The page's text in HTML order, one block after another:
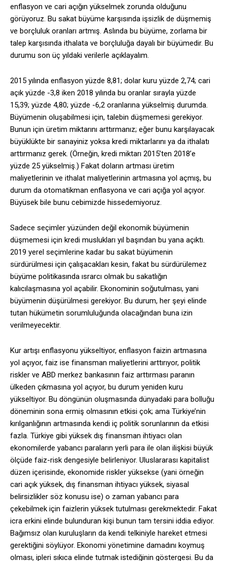
enflasyon ve cari açığın yükselmek zorunda olduğunu
görüyoruz. Bu sakat büyüme karşısında işsizlik de düşmemiş
ve borçluluk oranları artmış. Aslında bu büyüme, zorlama bir
talep karşısında ithalata ve borçluluğa dayalı bir büyümedir. Bu
durumu son üç yıldaki verilerle açıklayalım.
2015 yılında enflasyon yüzde 8,81; dolar kuru yüzde 2,74; cari
açık yüzde -3,8 iken 2018 yılında bu oranlar sırayla yüzde
15,39; yüzde 4,80; yüzde -6,2 oranlarına yükselmiş durumda.
Büyümenin oluşabilmesi için, talebin düşmemesi gerekiyor.
Bunun için üretim miktarını arttırmanız; eğer bunu karşılayacak
büyüklükte bir sanayiniz yoksa kredi miktarlarını ya da ithalatı
arttırmanız gerek. (Örneğin, kredi miktarı 2015’ten 2018’e
yüzde 25 yükselmiş.) Fakat doların artması üretim
maliyetlerinin ve ithalat maliyetlerinin artmasına yol açmış, bu
durum da otomatikman enflasyona ve cari açığa yol açıyor.
Büyüsek bile bunu cebimizde hissedemiyoruz.
Sadece seçimler yüzünden değil ekonomik büyümenin
düşmemesi için kredi muslukları yıl başından bu yana açıktı.
2019 yerel seçimlerine kadar bu sakat büyümenin
sürdürülmesi için çalışacakları kesin, fakat bu sürdürülemez
büyüme politikasında ısrarcı olmak bu sakatlığın
kalıcılaşmasına yol açabilir. Ekonominin soğutulması, yani
büyümenin düşürülmesi gerekiyor. Bu durum, her şeyi elinde
tutan hükümetin sorumluluğunda olacağından buna izin
verilmeyecektir.
Kur artışı enflasyonu yükseltiyor, enflasyon faizin artmasına
yol açıyor, faiz ise finansman maliyetlerini arttırıyor, politik
riskler ve ABD merkez bankasının faiz arttırması paranın
ülkeden çıkmasına yol açıyor, bu durum yeniden kuru
yükseltiyor. Bu döngünün oluşmasında dünyadaki para bolluğu
döneminin sona ermiş olmasının etkisi çok; ama Türkiye’nin
kırılganlığının artmasında kendi iç politik sorunlarının da etkisi
fazla. Türkiye gibi yüksek dış finansman ihtiyacı olan
ekonomilerde yabancı paraların yerli para ile olan ilişkisi büyük
ölçüde faiz-risk dengesiyle belirleniyor. Uluslararası kapitalist
düzen içerisinde, ekonomide riskler yüksekse (yani örneğin
cari açık yüksek, dış finansman ihtiyacı yüksek, siyasal
belirsizlikler söz konusu ise) o zaman yabancı para
çekebilmek için faizlerin yüksek tutulması gerekmektedir. Fakat
icra erkini elinde bulunduran kişi bunun tam tersini iddia ediyor.
Bağımsız olan kuruluşların da kendi telkiniyle hareket etmesi
gerektiğini söylüyor. Ekonomi yönetimine damadını koymuş
olması, ipleri sıkıca elinde tutmak istediğinin göstergesi. Bu da